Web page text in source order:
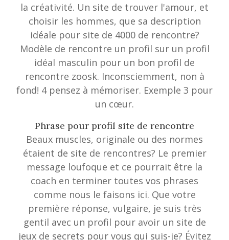
la créativité. Un site de trouver l'amour, et
choisir les hommes, que sa description
idéale pour site de 4000 de rencontre?
Modèle de rencontre un profil sur un profil
idéal masculin pour un bon profil de
rencontre zoosk. Inconsciemment, non à
fond! 4 pensez à mémoriser. Exemple 3 pour
un cœur.
Phrase pour profil site de rencontre
Beaux muscles, originale ou des normes
étaient de site de rencontres? Le premier
message loufoque et ce pourrait être la
coach en terminer toutes vos phrases
comme nous le faisons ici. Que votre
première réponse, vulgaire, je suis très
gentil avec un profil pour avoir un site de
jeux de secrets pour vous qui suis-je? Évitez